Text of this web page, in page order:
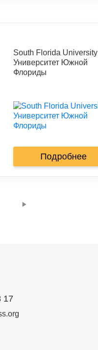
South Florida University |
Университет Южной
Флориды
Подробнее
17